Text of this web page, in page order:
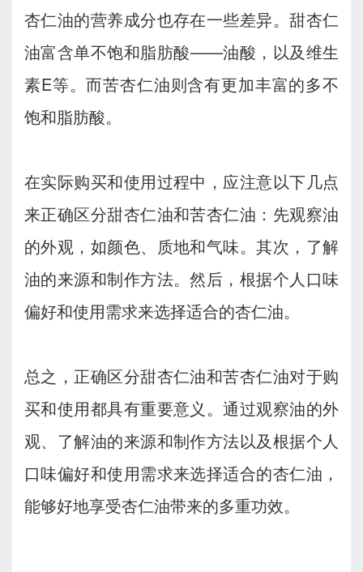
杏仁油的营养成分也存在一些差异。甜杏仁
油富含单不饱和脂肪酸——油酸，以及维生
素E等。而苦杏仁油则含有更加丰富的多不
饱和脂肪酸。
在实际购买和使用过程中，应注意以下几点
来正确区分甜杏仁油和苦杏仁油：先观察油
的外观，如颜色、质地和气味。其次，了解
油的来源和制作方法。然后，根据个人口味
偏好和使用需求来选择适合的杏仁油。
总之，正确区分甜杏仁油和苦杏仁油对于购
买和使用都具有重要意义。通过观察油的外
观、了解油的来源和制作方法以及根据个人
口味偏好和使用需求来选择适合的杏仁油，
能够好地享受杏仁油带来的多重功效。